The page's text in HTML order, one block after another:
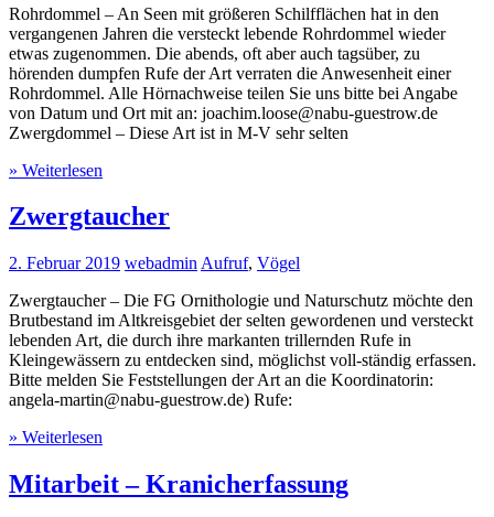
Rohrdommel – An Seen mit größeren Schilfflächen hat in den
vergangenen Jahren die versteckt lebende Rohrdommel wieder
etwas zugenommen. Die abends, oft aber auch tagsüber, zu
hörenden dumpfen Rufe der Art verraten die Anwesenheit einer
Rohrdommel. Alle Hörnachweise teilen Sie uns bitte bei Angabe
von Datum und Ort mit an: joachim.loose@nabu-guestrow.de
Zwergdommel – Diese Art ist in M-V sehr selten
» Weiterlesen
Zwergtaucher
2. Februar 2019 webadmin Aufruf, Vögel
Zwergtaucher – Die FG Ornithologie und Naturschutz möchte den
Brutbestand im Altkreisgebiet der selten gewordenen und versteckt
lebenden Art, die durch ihre markanten trillernden Rufe in
Kleingewässern zu entdecken sind, möglichst voll-ständig erfassen.
Bitte melden Sie Feststellungen der Art an die Koordinatorin:
angela-martin@nabu-guestrow.de) Rufe:
» Weiterlesen
Mitarbeit – Kranicherfassung